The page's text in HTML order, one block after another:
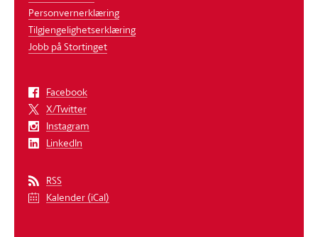
Personvernerklæring
Tilgjengelighetserklæring
Jobb på Stortinget
Facebook
X/Twitter
Instagram
LinkedIn
RSS
Kalender (iCal)